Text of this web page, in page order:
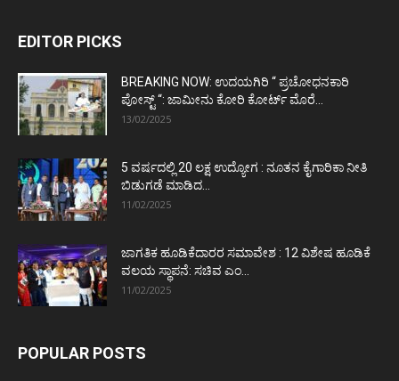
EDITOR PICKS
BREAKING NOW: ಉದಯಗಿರಿ “ ಪ್ರಚೋಧನಕಾರಿ
ಪೋಸ್ಟ್‌ “: ಜಾಮೀನು ಕೋರಿ ಕೋರ್ಟ್‌ ಮೊರೆ...
13/02/2025
5 ವರ್ಷದಲ್ಲಿ 20 ಲಕ್ಷ ಉದ್ಯೋಗ : ನೂತನ ಕೈಗಾರಿಕಾ ನೀತಿ
ಬಿಡುಗಡೆ ಮಾಡಿದ...
11/02/2025
ಜಾಗತಿಕ ಹೂಡಿಕೆದಾರರ ಸಮಾವೇಶ : 12 ವಿಶೇಷ ಹೂಡಿಕೆ
ವಲಯ ಸ್ಥಾಪನೆ: ಸಚಿವ ಎಂ...
11/02/2025
POPULAR POSTS